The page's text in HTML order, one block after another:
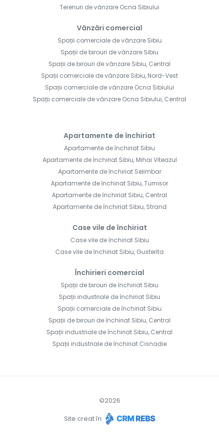
Terenuri de vânzare Ocna Sibiului
Vânzări comercial
Spații comerciale de vânzare Sibiu
Spații de birouri de vânzare Sibiu
Spații de birouri de vânzare Sibiu, Central
Spații comerciale de vânzare Sibiu, Nord-Vest
Spații comerciale de vânzare Ocna Sibiului
Spații comerciale de vânzare Ocna Sibiului, Central
Apartamente de închiriat
Apartamente de închiriat Sibiu
Apartamente de închiriat Sibiu, Mihai Viteazul
Apartamente de închiriat Selimbar
Apartamente de închiriat Sibiu, Turnisor
Apartamente de închiriat Sibiu, Central
Apartamente de închiriat Sibiu, Strand
Case vile de închiriat
Case vile de închiriat Sibiu
Case vile de închiriat Sibiu, Gusterita
Închirieri comercial
Spații de birouri de închiriat Sibiu
Spații industriale de închiriat Sibiu
Spații comerciale de închiriat Sibiu
Spații de birouri de închiriat Sibiu, Central
Spații industriale de închiriat Sibiu, Central
Spații industriale de închiriat Cisnadie
©2026
Site creat în